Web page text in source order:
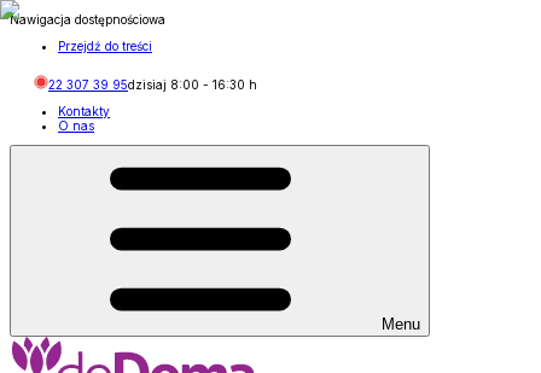
Nawigacja dostępnościowa
Przejdź do treści
22 307 39 95dzisiaj 8:00 - 16:30 h
Kontakty
O nas
Menu